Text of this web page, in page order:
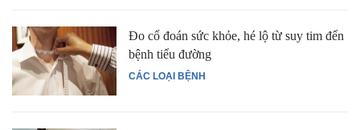
CÁC LOẠI BỆNH
Đo cổ đoán sức khỏe, hé lộ từ suy tim đến
bệnh tiểu đường